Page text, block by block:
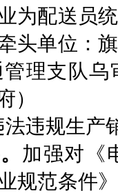
为配送员
牵头单位：
理支队乌
）
违规生产
加强对
规范条件